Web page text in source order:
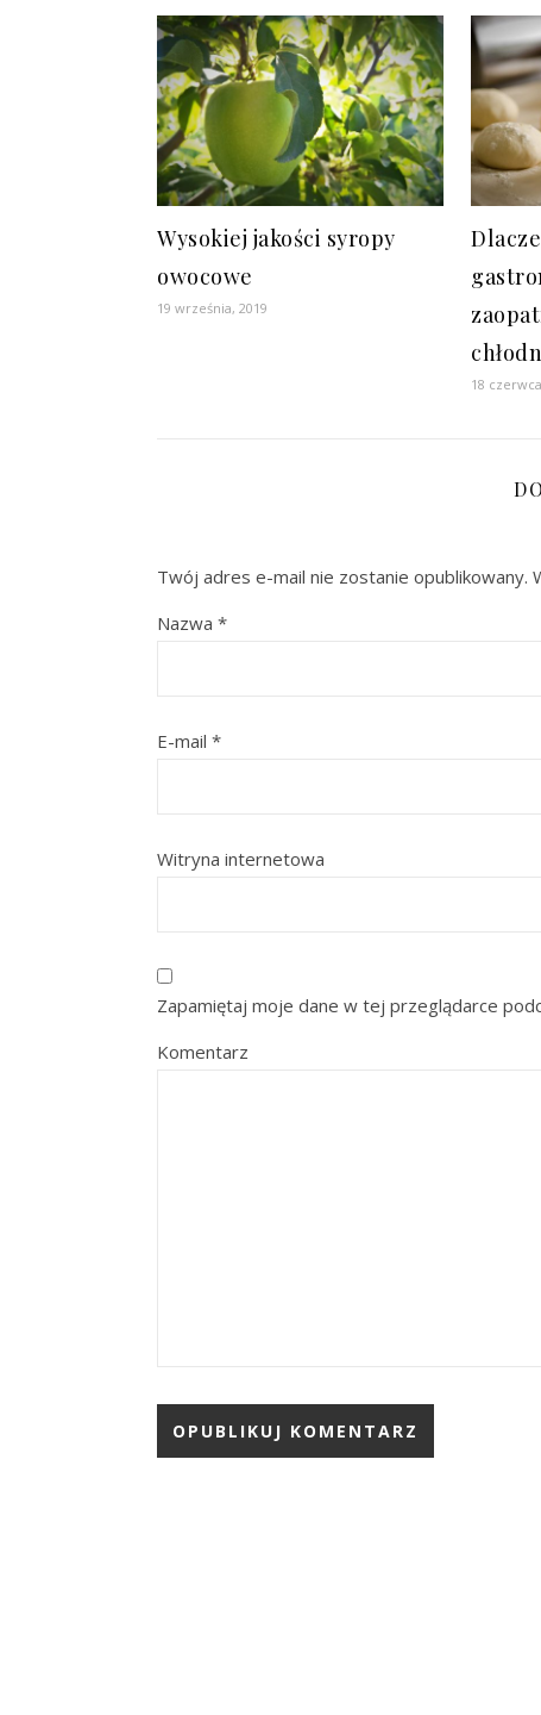
Wysokiej jakości syropy
owocowe
19 września, 2019
18
Twój adres e-mail nie zostanie opublikowany.
Nazwa *
E-mail *
Witryna internetowa
Zapamiętaj moje dane w tej przeglądarce
Komentarz